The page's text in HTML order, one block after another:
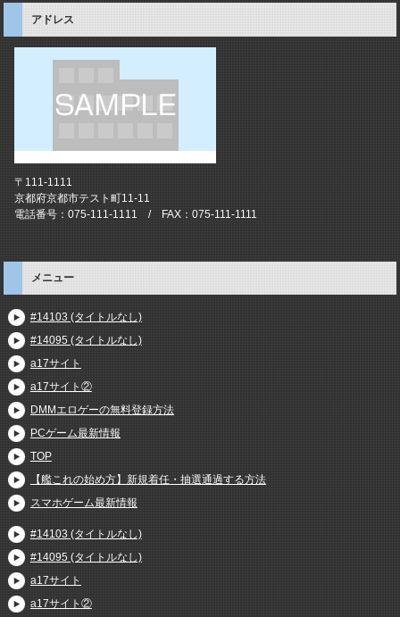
アドレス
〒111-1111
京都府京都市テスト町11-11
電話番号：075-111-1111 / FAX：075-111-1111
メニュー
#14103 (タイトルなし)
#14095 (タイトルなし)
a17サイト
a17サイト②
DMMエロゲーの無料登録方法
PCゲーム最新情報
TOP
【艦これの始め方】新規着任・抽選通過する方法
スマホゲーム最新情報
#14103 (タイトルなし)
#14095 (タイトルなし)
a17サイト
a17サイト②